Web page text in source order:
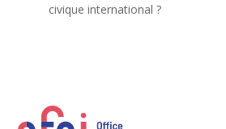
civique international ?